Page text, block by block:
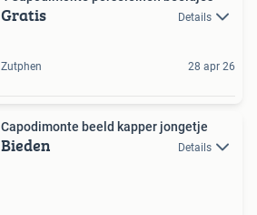
Gratis Details
Zutphen 28 apr 26
Capodimonte beeld kapper jongetje
Bieden Details